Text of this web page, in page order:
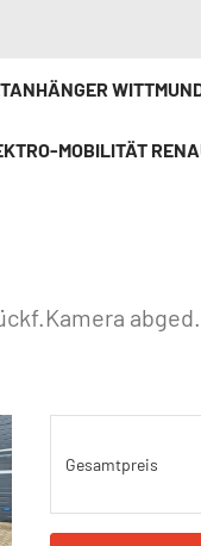
MOBILITÄT
Gesamtpreis